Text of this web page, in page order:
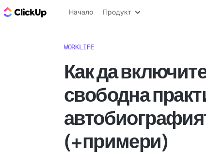
ClickUp блог
Начало Продукт
WORKLIFE
Как да
свободна
(+примери)